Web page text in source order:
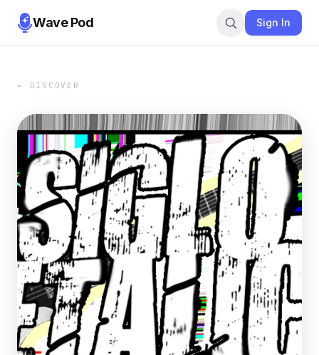
Wave Pod Sign In
← DISCOVER